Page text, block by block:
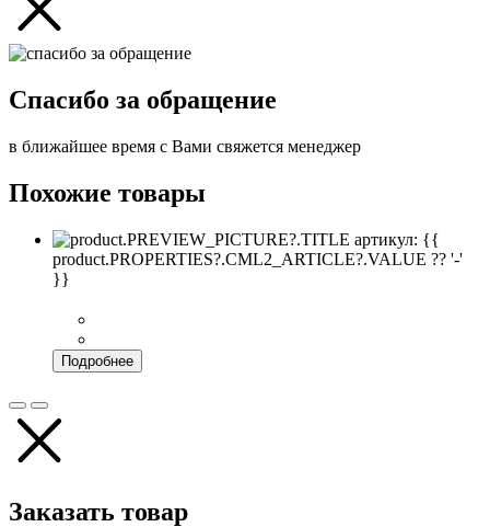
Спасибо за обращение
в ближайшее время с Вами свяжется менеджер
Похожие товары
артикул: {{
product.PROPERTIES?.CML2_ARTICLE?.VALUE ?? '-'
}}
Подробнее
Заказать товар